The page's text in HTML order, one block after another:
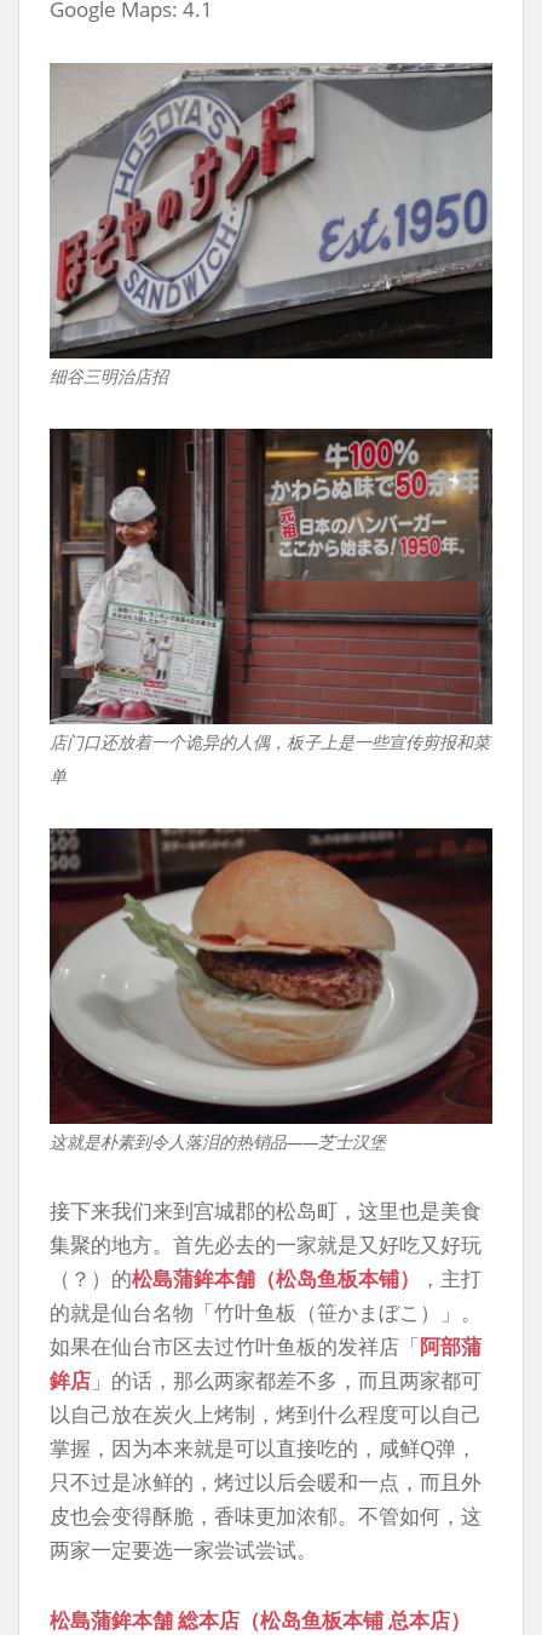
Google Maps: 4.1
细谷三明治店招
店门口还放着一个诡异的人偶，板子上是一些宣传剪报和菜
单
这就是朴素到令人落泪的热销品——芝士汉堡
接下来我们来到宫城郡的松岛町，这里也是美食
集聚的地方。首先必去的一家就是又好吃又好玩
（？）的松島蒲鉾本舗（松岛鱼板本铺）
，主打
的就是仙台名物「竹叶鱼板（笹かまぼこ）」。
如果在仙台市区去过竹叶鱼板的发祥店「阿部蒲
鉾店 」的话，那么两家都差不多，而且两家都可
以自己放在炭火上烤制，烤到什么程度可以自己
掌握，因为本来就是可以直接吃的，咸鲜Q弹，
只不过是冰鲜的，烤过以后会暖和一点，而且外
皮也会变得酥脆，香味更加浓郁。不管如何，这
两家一定要选一家尝试尝试。
松島蒲鉾本舗 総本店（松岛鱼板本铺 总本店）